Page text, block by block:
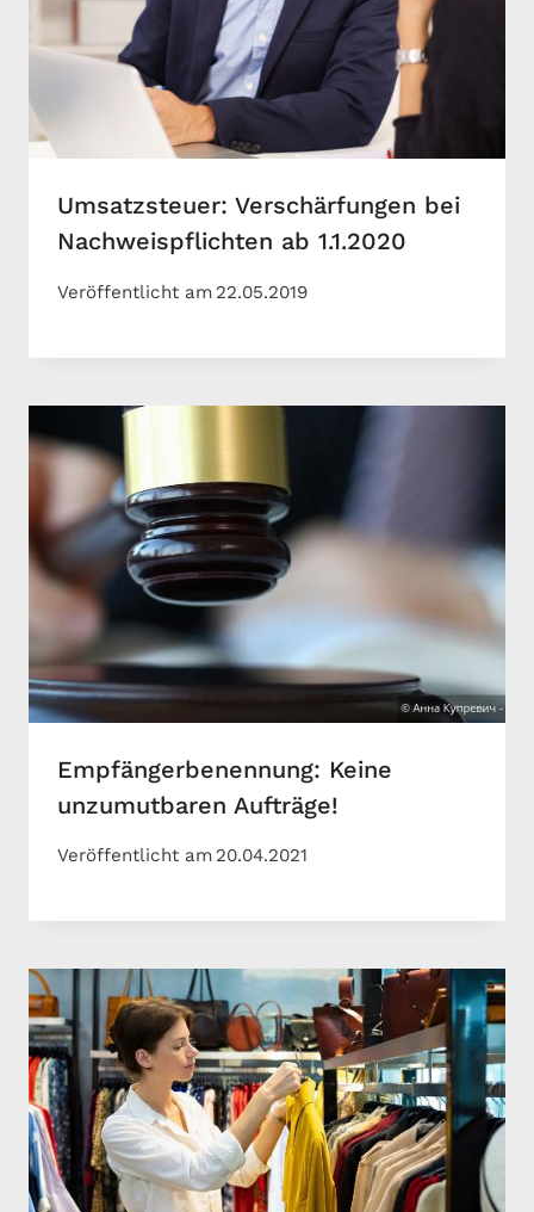
Umsatzsteuer: Verschärfungen bei
Nachweispflichten ab 1.1.2020
Veröffentlicht am 22.05.2019
Empfängerbenennung: Keine
unzumutbaren Aufträge!
Veröffentlicht am 20.04.2021